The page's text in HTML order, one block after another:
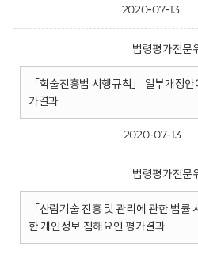
2020-07-13
법령평가전문
「학술진흥법 시행규칙」 일부개정
가결과
2020-07-13
법령평가전문
「산림기술 진흥 및 관리에 관한 법
한 개인정보 침해요인 평가결과